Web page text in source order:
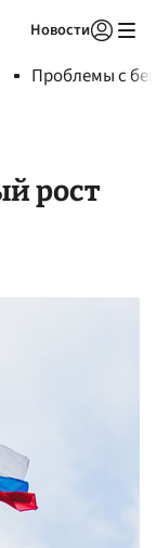
Новости
Проблемы с
рост